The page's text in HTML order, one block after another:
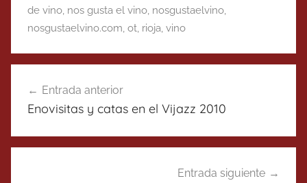
de vino, nos gusta el vino, nosgustaelvino,
nosgustaelvino.com, ot, rioja, vino
de
Entrada anterior
Enovisitas y catas en el Vijazz 2010
Entrada siguiente